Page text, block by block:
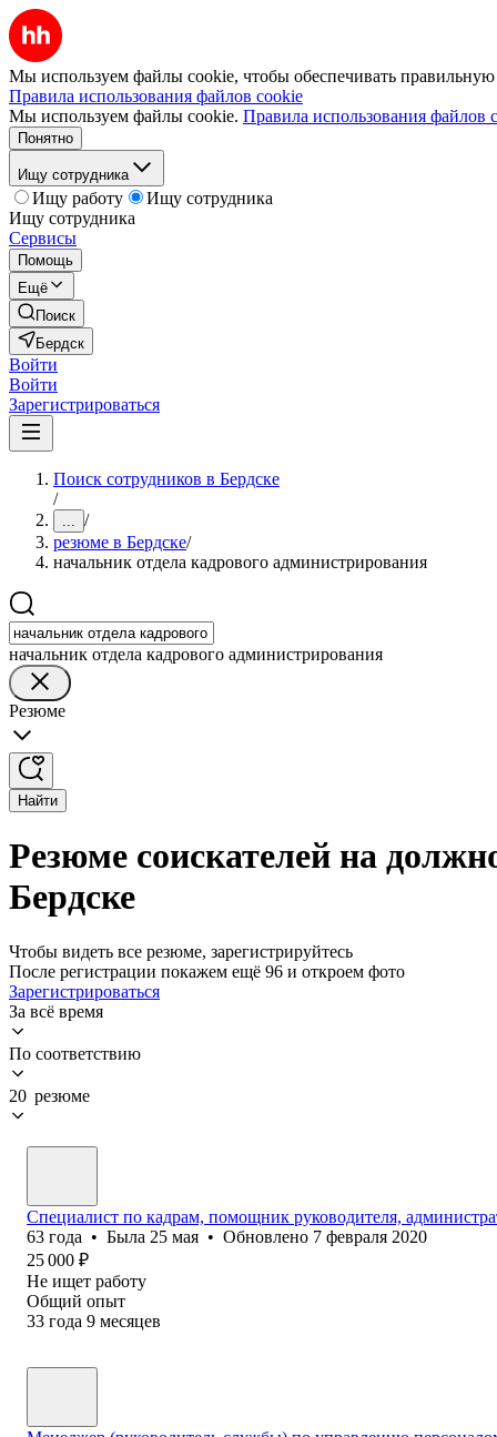
Мы используем файлы cookie, чтобы обеспечивать правильную
Правила использования файлов cookie
Мы используем файлы cookie. Правила использования файлов
Понятно
Ищу сотрудника
Ищу работу
Ищу сотрудника
Ищу сотрудника
Сервисы
Помощь
Ещё
Поиск
Бердск
Войти
Войти
Зарегистрироваться
Поиск сотрудников в Бердске
/
... /
резюме в Бердске/
начальник отдела кадрового администрирования
начальник отдела кадрового администрирования
Резюме
Найти
Резюме соискателей на
Бердске
Чтобы видеть все резюме, зарегистрируйтесь
После регистрации покажем ещё 96 и откроем фото
Зарегистрироваться
За всё время
По соответствию
20 резюме
Специалист по кадрам, помощник руководителя,
63 года • Была 25 мая • Обновлено 7 февраля 2020
25 000 ₽
Не ищет работу
Общий опыт
33 года 9 месяцев